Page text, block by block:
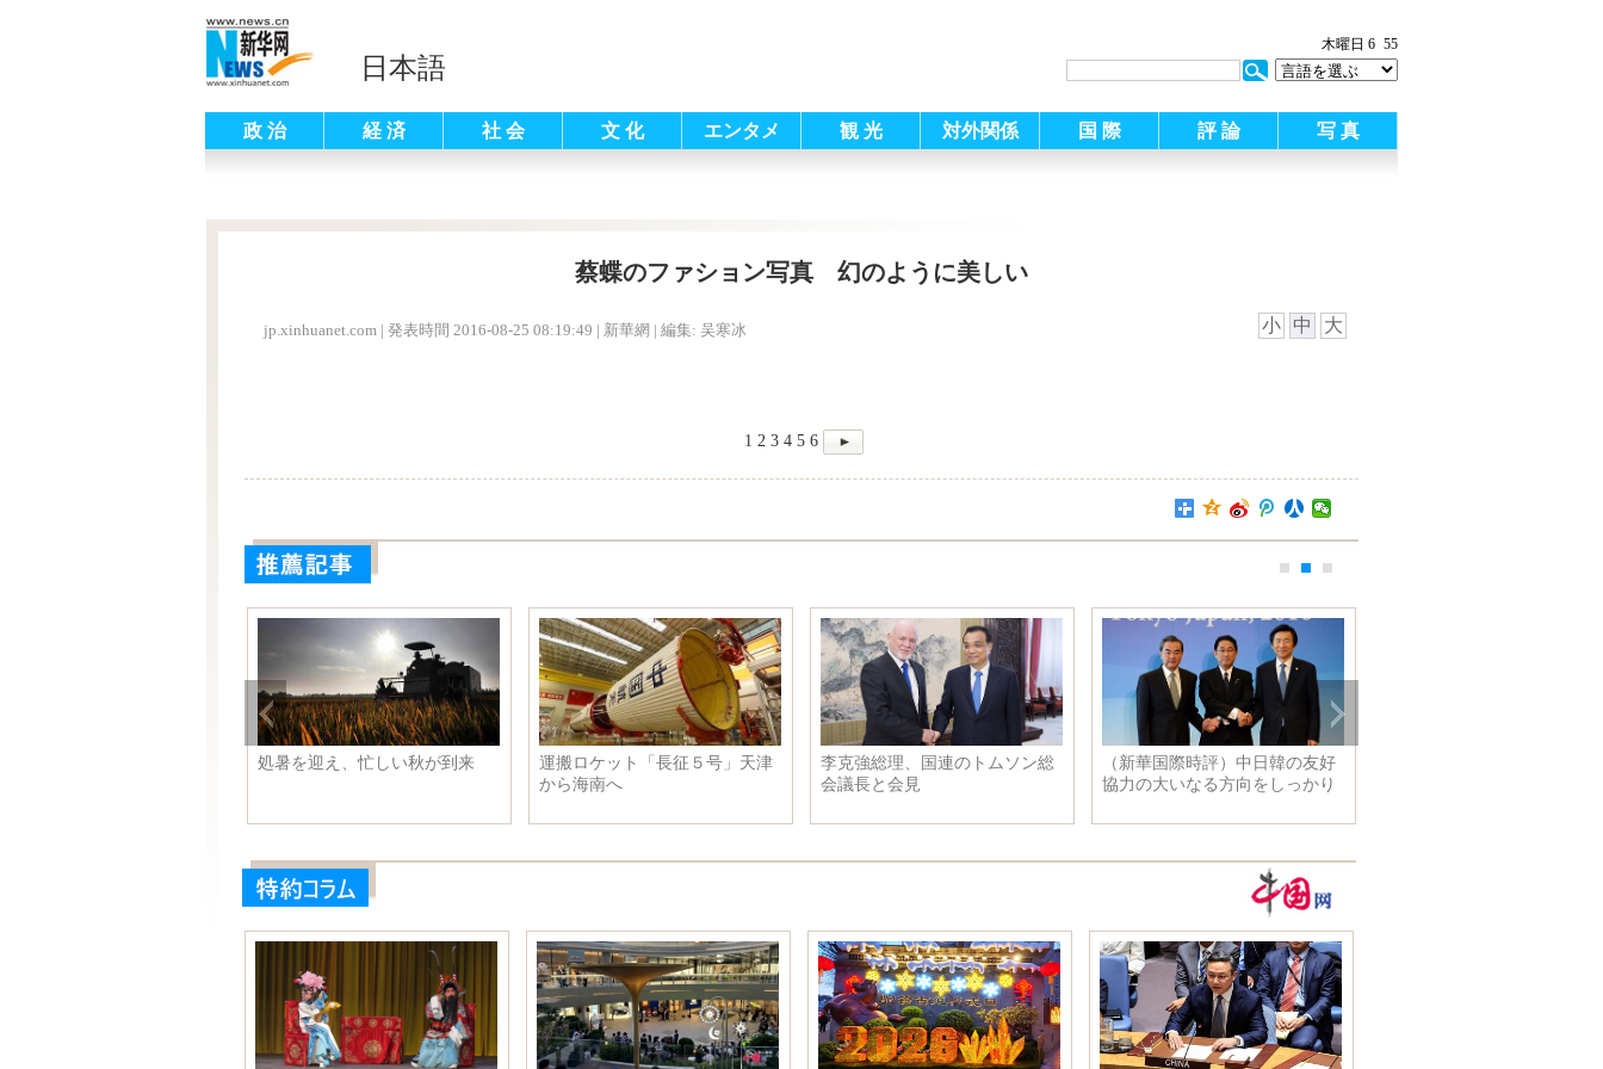
日本語
木曜日 6 55
政 治 経 済 社 会 文 化 エンタメ 観 光 対外関係 国 際 評 論 写 真
蔡蝶のファション写真 幻のように美しい
jp.xinhuanet.com | 発表時間 2016-08-25 08:19:49 | 新華網 | 編集: 吴寒冰 小 中 大
1 2 3 4 5 6
処暑を迎え、忙しい秋が到来
運搬ロケット「長征５号」天津
から海南へ
李克強総理、国連のトムソン総
会議長と会見
（新華国際時評）中日韓の友好
協力の大いなる方向をしっかり